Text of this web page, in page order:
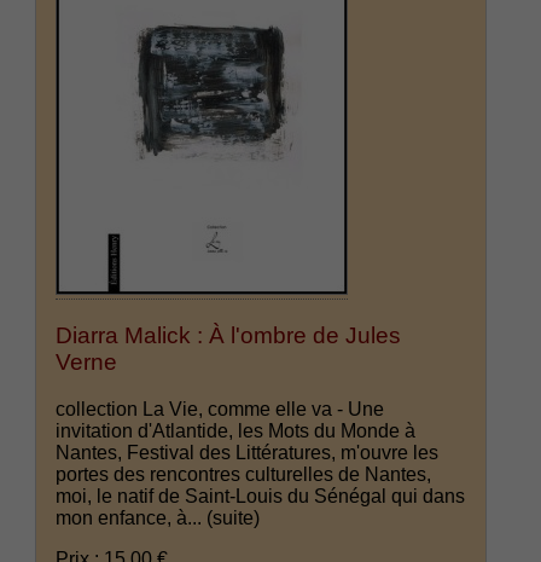
Diarra Malick : À l'ombre de Jules
Verne
collection La Vie, comme elle va - Une
invitation d'Atlantide, les Mots du Monde à
Nantes, Festival des Littératures, m'ouvre les
portes des rencontres culturelles de Nantes,
moi, le natif de Saint-Louis du Sénégal qui dans
mon enfance, à... (suite)